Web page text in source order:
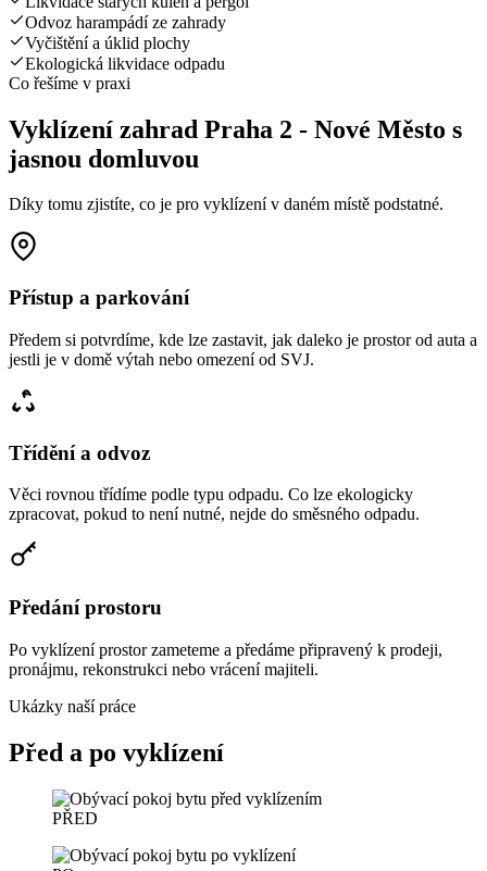
Odvoz harampádí ze zahrady
Vyčištění a úklid plochy
Ekologická likvidace odpadu
Co řešíme v praxi
Vyklízení zahrad Praha 2 - Nové Město s
jasnou domluvou
Díky tomu zjistíte, co je pro vyklízení v daném místě podstatné.
Přístup a parkování
Předem si potvrdíme, kde lze zastavit, jak daleko je prostor od auta a
jestli je v domě výtah nebo omezení od SVJ.
Třídění a odvoz
Věci rovnou třídíme podle typu odpadu. Co lze ekologicky
zpracovat, pokud to není nutné, nejde do směsného odpadu.
Předání prostoru
Po vyklízení prostor zameteme a předáme připravený k prodeji,
pronájmu, rekonstrukci nebo vrácení majiteli.
Ukázky naší práce
Před a po vyklízení
PŘED